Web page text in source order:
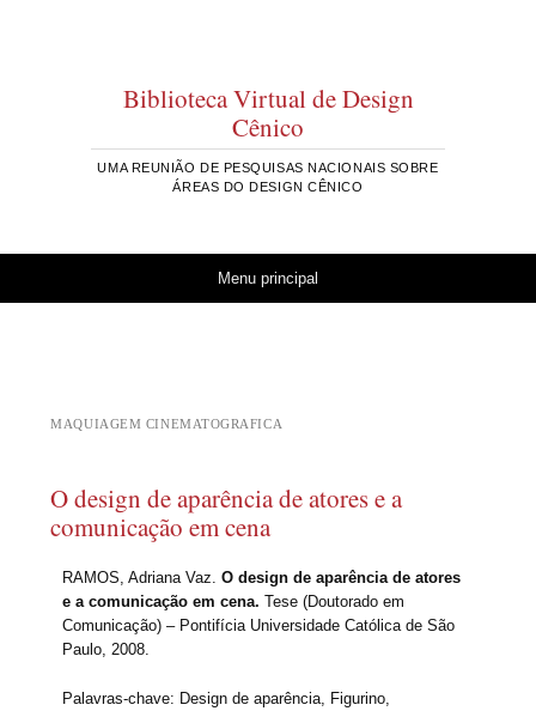
Biblioteca Virtual de Design
Cênico
UMA REUNIÃO DE PESQUISAS NACIONAIS SOBRE
ÁREAS DO DESIGN CÊNICO
Menu principal
MAQUIAGEM CINEMATOGRAFICA
O design de aparência de atores e a
comunicação em cena
RAMOS, Adriana Vaz. O design de aparência de atores
e a comunicação em cena. Tese (Doutorado em
Comunicação) – Pontifícia Universidade Católica de São
Paulo, 2008.
Palavras-chave: Design de aparência, Figurino,